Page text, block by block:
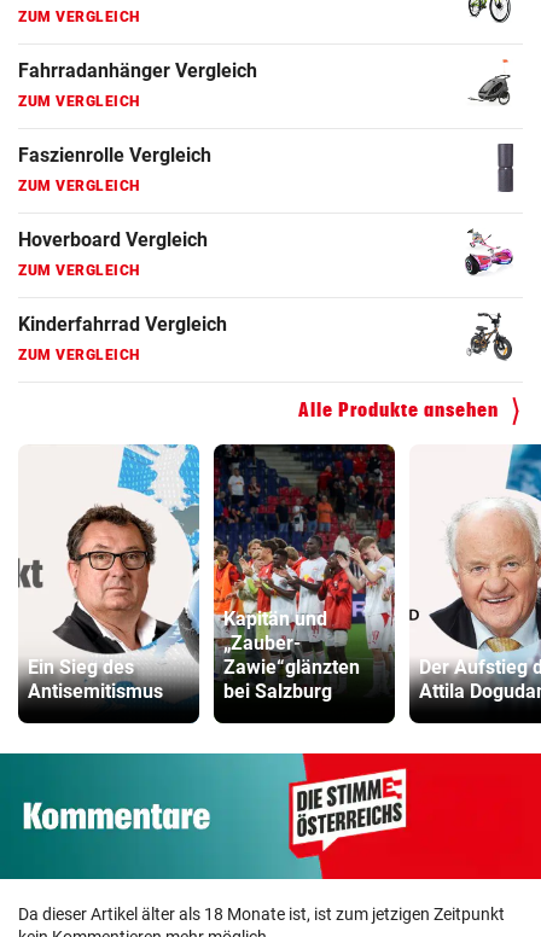
ZUM VERGLEICH
Fahrradanhänger Vergleich
ZUM VERGLEICH
Faszienrolle Vergleich
ZUM VERGLEICH
Hoverboard Vergleich
ZUM VERGLEICH
Kinderfahrrad Vergleich
ZUM VERGLEICH
Alle Produkte ansehen
Ein Sieg des
Antisemitismus
Kapitän und
„Zauber-
Zawie“glänzten
bei Salzburg
Der Aufstieg
Attila
Da dieser Artikel älter als 18 Monate ist, ist zum jetzigen Zeitpunkt